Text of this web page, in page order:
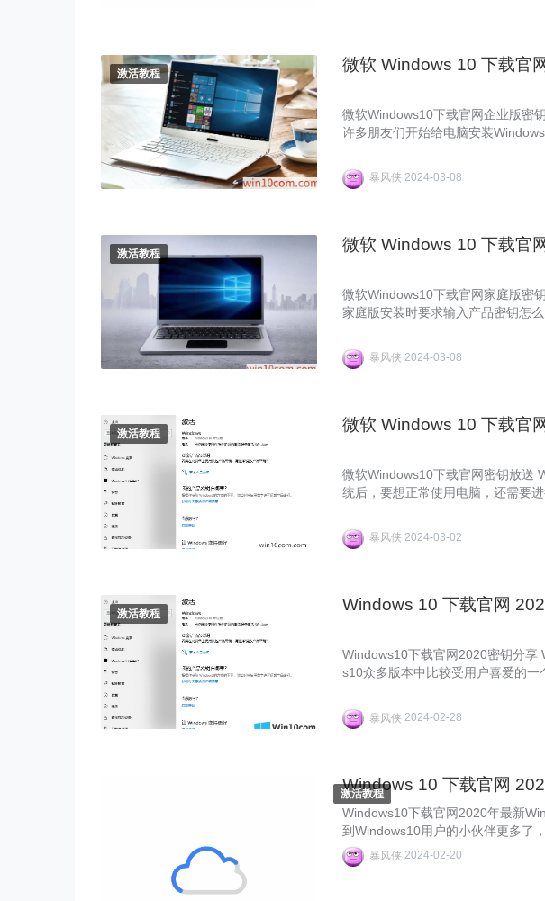
激活教程 微软 Windows 10 下载官
微软Windows10下载官网企业版密
许多朋友们开始给电脑安装
没有激活的，Windows10镜像官网
企业版的密钥。希望能帮助大家激活
暴风侠2024-03-08
激活教程 微软 Windows 10 下载官
微软Windows10下载官网家庭版密
家庭版安装时要求输入产品密钥怎
钥无法激活系统!那又在哪里才能有
就来给大家分享刚弄到手的全新
暴风侠2024-03-08
激活教程 微软 Windows 10 下载官
微软Windows10下载官网密钥放送
统后，要想正常使用电脑，还需要
Windows10专业版密钥呢?网上相
像官网给大家分享一些Windows10
暴风侠2024-03-02
激活教程 Windows 10 下载官网
Windows10下载官网2020密钥分享
s10众多版本中比较受用户喜爱的
业版密钥不分64位或32位，是通用
业版序列号。
暴风侠2024-02-28
激活教程
Windows 10 下载官网
Windows10下载官网2020年最新
到Windows10用户的小伙伴更多了
像，安装系统后发现需激活才可能
镜像官网暴风侠在这里给大家收集
暴风侠2024-02-20